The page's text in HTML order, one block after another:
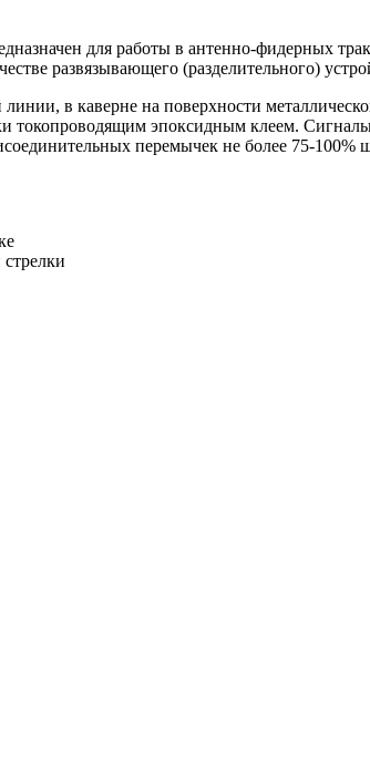
для работы в антенно-фидерных
развязывающего (разделительного)
в каверне на поверхности
токопроводящим эпоксидным клеем.
перемычек не более 75-